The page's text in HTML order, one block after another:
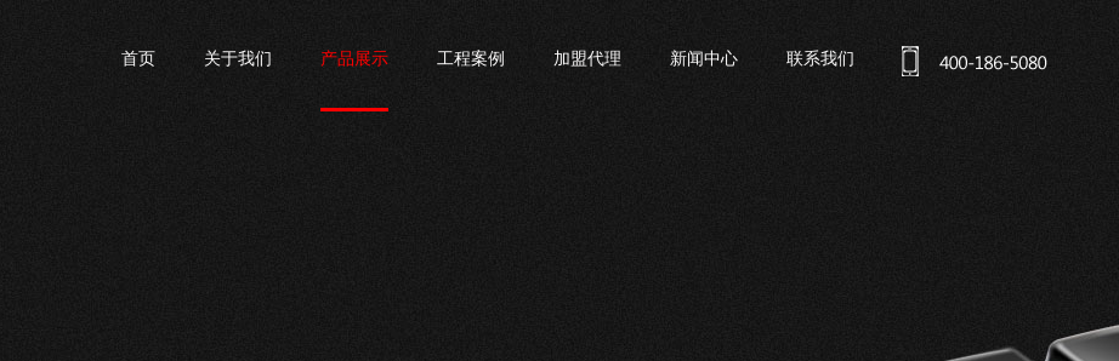
首页 关于我们 产品展示 工程案例 加盟代理 新闻中心 联系我们